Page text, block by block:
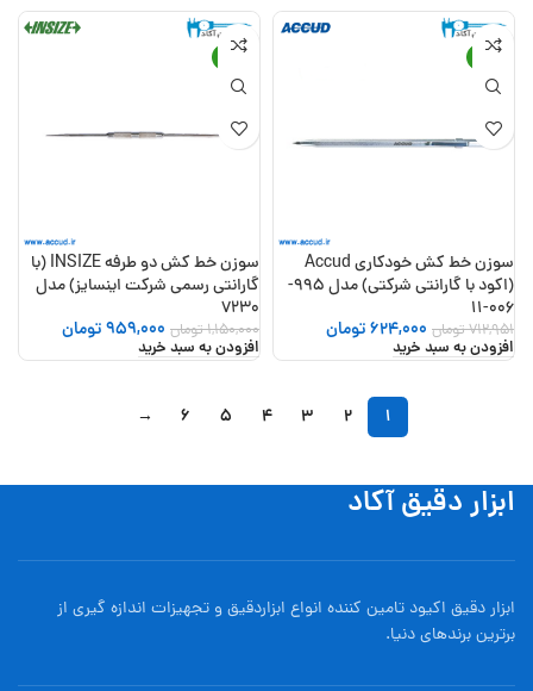
-12%
سوزن خط کش خودکاری Accud
(اکود با گارانتی شرکتی) مدل 995-
006-11
712,951تومان 624,000تومان
افزودن به سبد خرید
-17%
سوزن خط کش دو طرفه INSIZE (با
گارانتی رسمی شرکت اینسایز) مدل
7230
1,150,000تومان 959,000تومان
افزودن به سبد خرید
1
2
3
4
5
6
→
ابزار دقیق آکاد
ابزار دقیق اکیود تامین کننده انواع ابزاردقيق و تجهيزات اندازه گیری از
برترین برندهای دنیا.